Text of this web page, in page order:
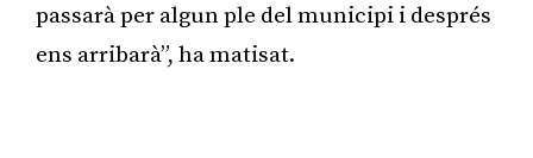
passarà per algun ple del municipi i després
ens arribarà”, ha matisat.